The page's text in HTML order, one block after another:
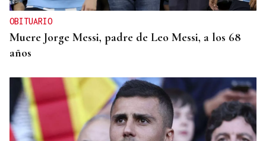
OBITUARIO
Muere Jorge Messi, padre de Leo Messi, a los 68
años